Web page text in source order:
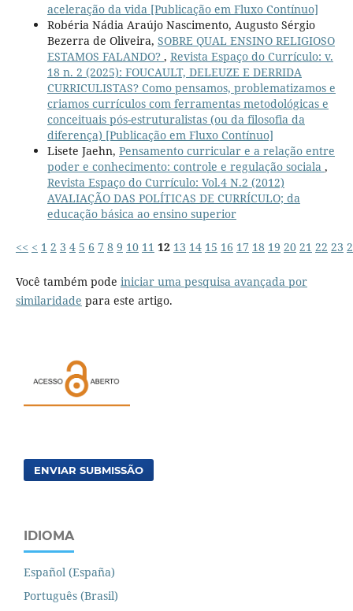
aceleração da vida [Publicação em Fluxo Contínuo]
Robéria Nádia Araújo Nascimento, Augusto Sérgio
Bezerra de Oliveira, SOBRE QUAL ENSINO RELIGIOSO
ESTAMOS FALANDO? , Revista Espaço do Currículo: v.
18 n. 2 (2025): FOUCAULT, DELEUZE E DERRIDA
CURRICULISTAS? Como pensamos, problematizamos e
criamos currículos com ferramentas metodológicas e
conceituais pós-estruturalistas (ou da filosofia da
diferença) [Publicação em Fluxo Contínuo]
Lisete Jaehn, Pensamento curricular e a relação entre
poder e conhecimento: controle e regulação sociala ,
Revista Espaço do Currículo: Vol.4 N.2 (2012)
AVALIAÇÃO DAS POLÍTICAS DE CURRÍCULO; da
educação básica ao ensino superior
<< < 1 2 3 4 5 6 7 8 9 10 11 12 13 14 15 16 17 18 19 20 21 22 23
Você também pode iniciar uma pesquisa avançada por
similaridade para este artigo.
ENVIAR SUBMISSÃO
IDIOMA
Español (España)
Português (Brasil)